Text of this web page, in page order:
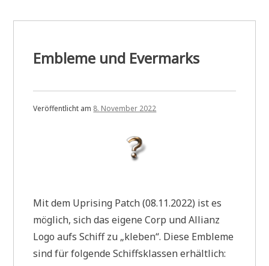
Embleme und Evermarks
Veröffentlicht am 8. November 2022
Mit dem Uprising Patch (08.11.2022) ist es
möglich, sich das eigene Corp und Allianz
Logo aufs Schiff zu „kleben“. Diese Embleme
sind für folgende Schiffsklassen erhältlich: